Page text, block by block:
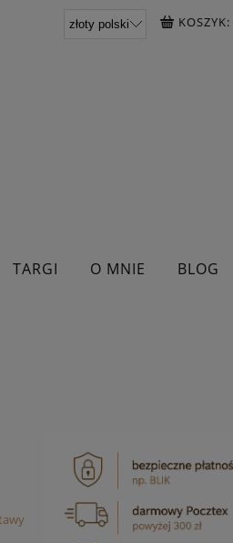
KOSZYK:
TARGI O MNIE BLOG